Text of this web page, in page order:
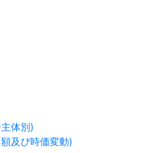
体別)
及び時価変動)